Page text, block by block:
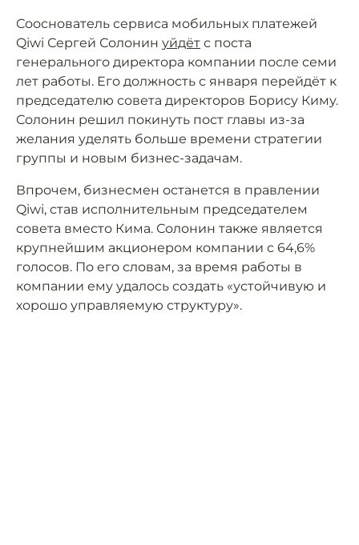
Сооснователь сервиса мобильных платежей
Qiwi Сергей Солонин уйдёт с поста
генерального директора компании после семи
лет работы. Его должность с января перейдёт к
председателю совета директоров Борису Киму.
Солонин решил покинуть пост главы из-за
желания уделять больше времени стратегии
группы и новым бизнес-задачам.
Впрочем, бизнесмен останется в правлении
Qiwi, став исполнительным председателем
совета вместо Кима. Солонин также является
крупнейшим акционером компании с 64,6%
голосов. По его словам, за время работы в
компании ему удалось создать «устойчивую и
хорошо управляемую структуру».